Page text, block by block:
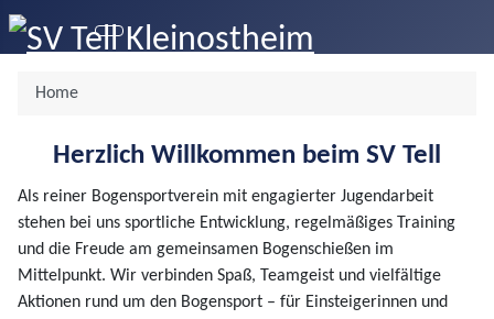
Home
Herzlich Willkommen beim SV Tell
Als reiner Bogensportverein mit engagierter Jugendarbeit
stehen bei uns sportliche Entwicklung, regelmäßiges Training
und die Freude am gemeinsamen Bogenschießen im
Mittelpunkt. Wir verbinden Spaß, Teamgeist und vielfältige
Aktionen rund um den Bogensport – für Einsteigerinnen und